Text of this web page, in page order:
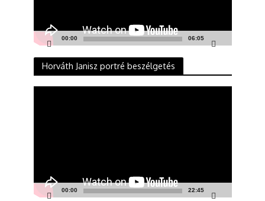
00:00 06:05
Horváth Janisz portré beszélgetés
00:00 22:45